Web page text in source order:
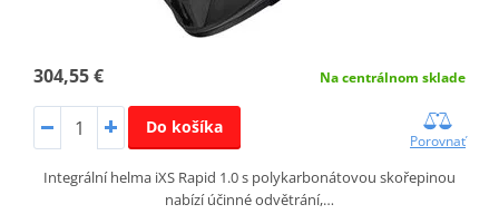
304,55 € Na centrálnom sklade
Do košíka
Porovnať
Integrální helma iXS Rapid 1.0 s polykarbonátovou skořepinou
nabízí účinné odvětrání,…